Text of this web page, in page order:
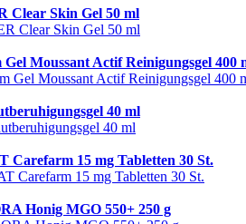
Clear Skin Gel 50 ml
Moussant Actif Reinigungsgel 400
40 ml
15 mg Tabletten 30 St.
Honig MGO 550+ 250 g